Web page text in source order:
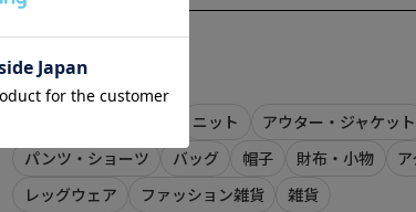
【取り扱い注意事項】
・アテンションタグ・洗濯表示を必ずご確認の上、ご
・画像の商品は光の照射や角度により、実物と色味が
また表示のサイズ感と実物は若干異なる場合もござい
・商品の色味の目安は、商品単体の画像をご参照くだ
等が若干異なる場合がございます。
（店舗でお問い合わせの際には、上記品番をお伝え下
サイズ
M 69 48
L 72 52
SILASの他のカテゴリ
ニット アウター・ジャケット
パンツ・ショーツ
バッグ 帽子 財布・小物
レッグウェア
ファッション雑貨 雑貨